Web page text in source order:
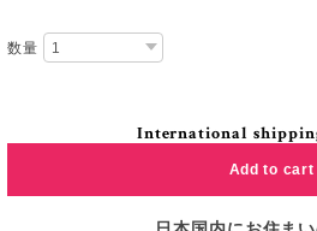
数量
International
Add to cart